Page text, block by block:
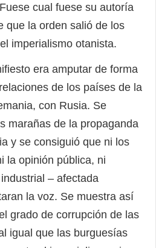
cual fuese su autoría
que la orden salió de los
imperialismo otanista.
era amputar de forma
de los países de la
con Rusia. Se
marañas de la propaganda
y se consiguió que ni los
la opinión pública, ni
– afectada
la voz. Se muestra así
grado de corrupción de las
igual que las burguesías